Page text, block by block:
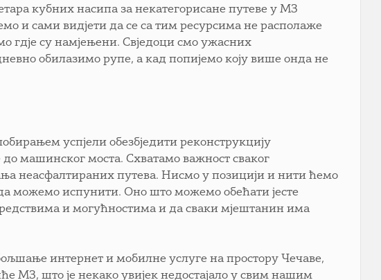
кубних насипа за некатегорисане путеве у МЗ
и сами видјети да се са тим ресурсима не располаже
гдје су намјењени. Свједоци смо ужасних
обилазимо рупе, а кад попијемо коју више онда не
успјели обезбједити реконструкцију
машинског моста. Схватамо важност сваког
неасфалтираних путева. Нисмо у позицији и нити ћемо
можемо испунити. Оно што можемо обећати јесте
и могућностима и да сваки мјештанин има
интернет и мобилне услуге на простору Чечаве,
МЗ, што је некако увијек недостајало у свим нашим